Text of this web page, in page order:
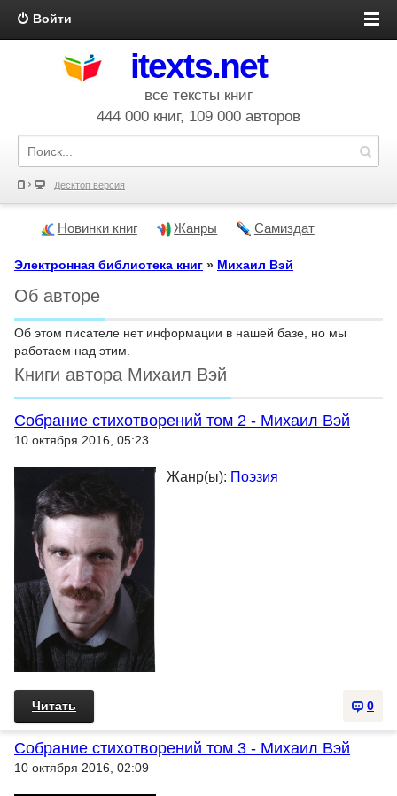
Войти
itexts.net
все тексты книг
444 000 книг, 109 000 авторов
Десктоп версия
Новинки книг Жанры Самиздат
Электронная библиотека книг » Михаил Вэй
Об авторе
Об этом писателе нет информации в нашей базе, но мы
работаем над этим.
Книги автора Михаил Вэй
Собрание стихотворений том 2 - Михаил Вэй
10 октября 2016, 05:23
Жанр(ы): Поэзия
0
Читать
Собрание стихотворений том 3 - Михаил Вэй
10 октября 2016, 02:09